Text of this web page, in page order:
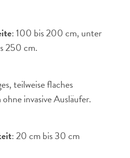
: 100 bis 200 cm, unter
250 cm.
teilweise flaches
invasive Ausläufer.
: 20 cm bis 30 cm